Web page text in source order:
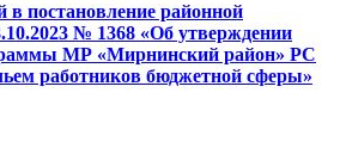
в постановление районной
№ 1368 «Об утверждении
МР «Мирнинский район» РС
работников бюджетной сферы»